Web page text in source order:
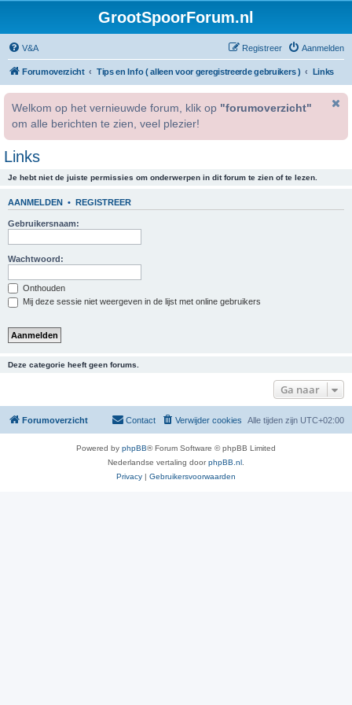
GrootSpoorForum.nl
V&A Aanmelden
Registreer
Forumoverzicht Tips en Info ( alleen voor geregistreerde gebruikers ) Links
Welkom op het vernieuwde forum, klik op "forumoverzicht"
om alle berichten te zien, veel plezier!
Links
Je hebt niet de juiste permissies om onderwerpen in dit forum te zien of te lezen.
AANMELDEN • REGISTREER
Gebruikersnaam:
Wachtwoord:
Onthouden
Mij deze sessie niet weergeven in de lijst met online gebruikers
Deze categorie heeft geen forums.
Ga naar
Forumoverzicht Alle tijden zijn UTC+02:00
Verwijder cookies
Contact
Powered by phpBB® Forum Software © phpBB Limited
Nederlandse vertaling doorphpBB.nl
Privacy | Gebruikersvoorwaarden